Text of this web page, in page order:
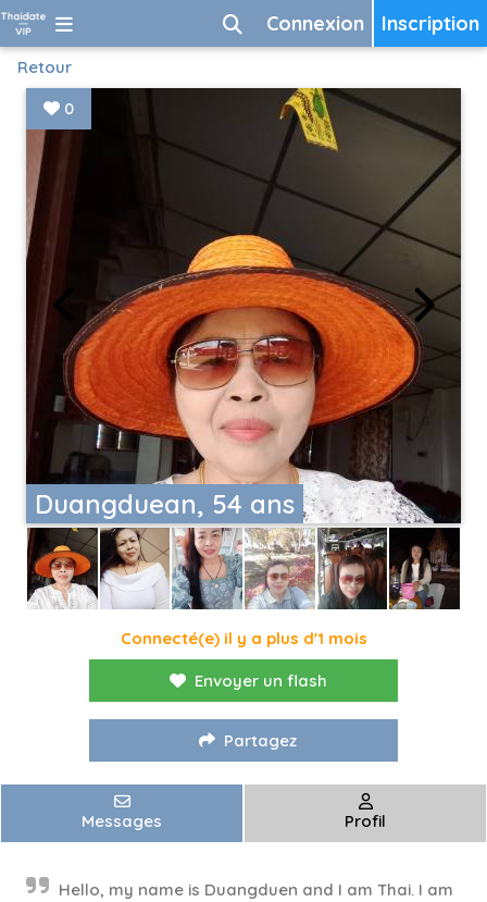
Inscription
Connexion
Retour
Duangduean, 54 ans
0
Connecté(e) il y a plus d'1 mois
Envoyer un flash
Partagez
Messages Profil
Hello, my name is Duangduen and I am Thai. I am